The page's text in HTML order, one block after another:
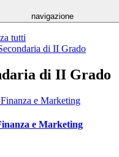
navigazione
tutti
di II Grado
di II Grado
e Marketing